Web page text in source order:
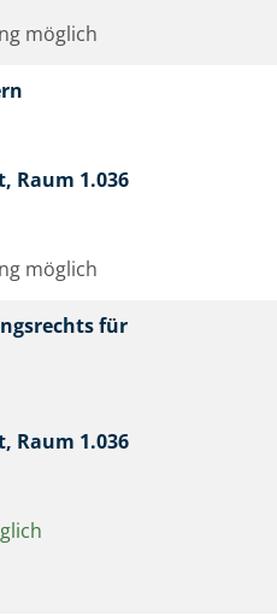
möglich
Raum 1.036
möglich
für
Raum 1.036